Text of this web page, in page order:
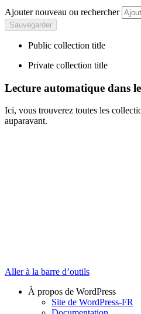
Ajouter nouveau ou rechercher
Public collection title
Private collection title
Lecture automatique dans
Ici, vous trouverez toutes les
auparavant.
Aller à la barre d’outils
À propos de WordPress
Site de WordPress-FR